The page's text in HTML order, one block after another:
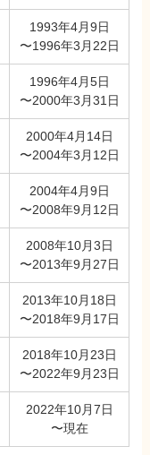
1993年4月9日
〜1996年3月22日
1996年4月5日
〜2000年3月31日
2000年4月14日
〜2004年3月12日
2004年4月9日
〜2008年9月12日
2008年10月3日
〜2013年9月27日
2013年10月18日
〜2018年9月17日
2018年10月23日
〜2022年9月23日
2022年10月7日
〜現在